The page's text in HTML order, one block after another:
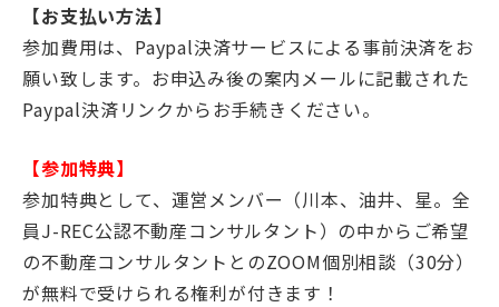
【お支払い方法】
参加費用は、Paypal決済サービスによる事前決済をお
願い致します。お申込み後の案内メールに記載された
Paypal決済リンクからお手続きください。
【参加特典】
参加特典として、運営メンバー（川本、油井、星。全
員J-REC公認不動産コンサルタント）の中からご希望
の不動産コンサルタントとのZOOM個別相談（30分）
が無料で受けられる権利が付きます！